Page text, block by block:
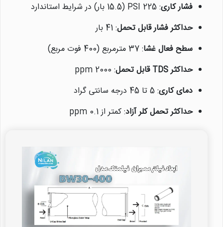
فشار کاری: 225 PSI (15.5 بار) در شرایط استاندارد
حداکثر فشار قابل تحمل: 41 بار
سطح فعال غشا: 37 مترمربع (400 فوت مربع)
حداکثر TDS قابل تحمل
: 2000 ppm
دمای کاری: 5 تا 45 درجه سانتی گراد
حداکثر تحمل کلر آزاد: کمتر از 0.1 ppm